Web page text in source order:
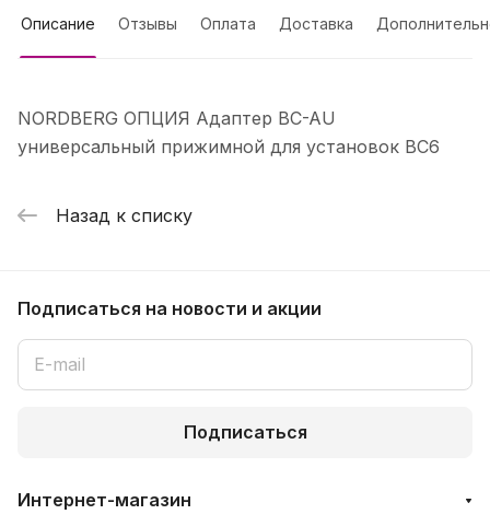
Описание Отзывы Оплата Доставка
NORDBERG ОПЦИЯ Адаптер BC-AU
универсальный прижимной для установок BC6
Назад к списку
Подписаться на новости и акции
Подписаться
Интернет-магазин